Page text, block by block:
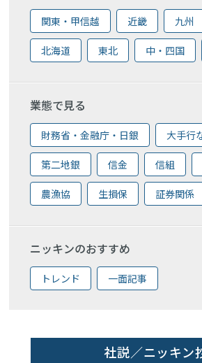
関東・甲信越 近畿 九州
北海道 東北 中・四国
業態で見る
財務省・金融庁・日銀 大手行
第二地銀 信金 信組
農漁協 生損保 証券関係
ニッキンのおすすめ
トレンド 一面記事
社説／ニッキン